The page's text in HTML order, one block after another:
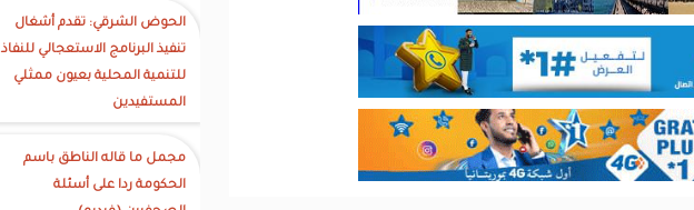
الحوض الشرقي: تقدم أشغال
تنفيذ البرنامج الاستعجالي للنفاذ
للتنمية المحلية بعيون ممثلي
المستفيدين
مجمل ما قاله الناطق باسم
الحكومة ردا على أسئلة